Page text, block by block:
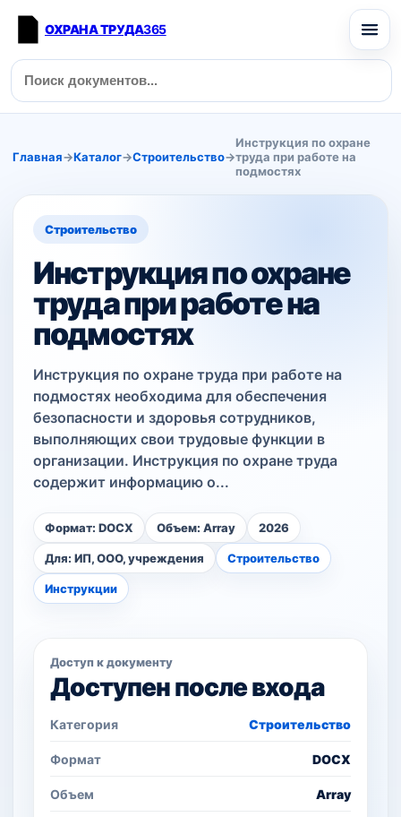
ОХРАНА ТРУДА365
Главная→Каталог→Строительство→
Инструкция по охране
труда при работе на
подмостях
Строительство
Инструкция по охране
труда при работе на
подмостях
Инструкция по охране труда при работе на
подмостях необходима для обеспечения
безопасности и здоровья сотрудников,
выполняющих свои трудовые функции в
организации. Инструкция по охране труда
содержит информацию о...
Формат: DOCX Объем: Array 2026
Для: ИП, ООО, учреждения Строительство
Инструкции
Доступ к документу
Доступен после входа
Категория Строительство
Формат DOCX
Объем Array